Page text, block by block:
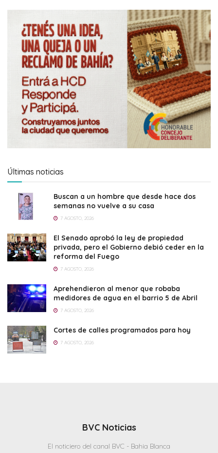
Últimas noticias
Buscan a un hombre que desde hace dos
semanas no vuelve a su casa
7 AGOSTO, 2026
El Senado aprobó la ley de propiedad
privada, pero el Gobierno debió ceder en la
reforma del Fuego
7 AGOSTO, 2026
Aprehendieron al menor que robaba
medidores de agua en el barrio 5 de Abril
7 AGOSTO, 2026
Cortes de calles programados para hoy
7 AGOSTO, 2026
BVC Noticias
El noticiero del canal BVC - Bahia Blanca